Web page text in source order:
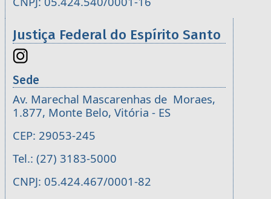
Justiça Federal do Espírito Santo
Sede
Av. Marechal Mascarenhas de Moraes,
1.877, Monte Belo, Vitória - ES
CEP: 29053-245
Tel.: (27) 3183-5000
CNPJ: 05.424.467/0001-82